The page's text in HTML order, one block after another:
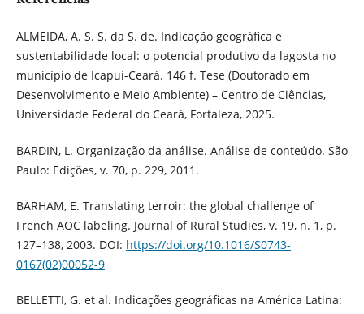
ALMEIDA, A. S. S. da S. de. Indicação geográfica e
sustentabilidade local: o potencial produtivo da lagosta no
município de Icapuí-Ceará. 146 f. Tese (Doutorado em
Desenvolvimento e Meio Ambiente) – Centro de Ciências,
Universidade Federal do Ceará, Fortaleza, 2025.
BARDIN, L. Organização da análise. Análise de conteúdo. São
Paulo: Edições, v. 70, p. 229, 2011.
BARHAM, E. Translating terroir: the global challenge of
French AOC labeling. Journal of Rural Studies, v. 19, n. 1, p.
127–138, 2003. DOI: https://doi.org/10.1016/S0743-
0167(02)00052-9
BELLETTI, G. et al. Indicações geográficas na América Latina: